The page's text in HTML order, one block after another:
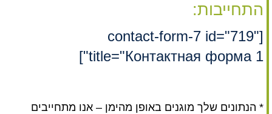
התחייבות:
[contact-form-7 id="719"
title="Контактная форма 1"]
* הנתונים שלך מוגנים באופן מהימן – אנו מתחייבים